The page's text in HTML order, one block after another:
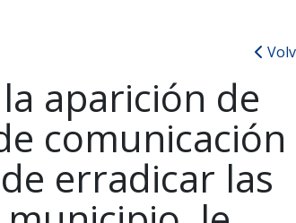
aparición de
comunicación
erradicar las